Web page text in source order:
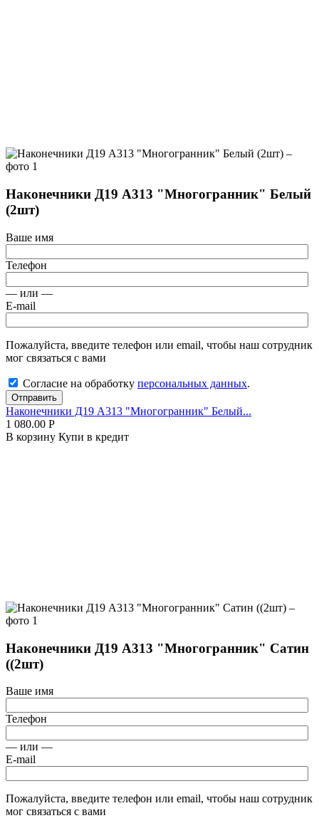
Наконечники Д19 А313 "Многогранник" Белый
(2шт)
Ваше имя
Телефон
— или —
E-mail
Пожалуйста, введите телефон или email, чтобы наш сотрудник
мог связаться с вами
Согласие на обработку персональных данных.
Отправить
Наконечники Д19 А313 "Многогранник" Белый...
1 080.00 Р
В корзину Купи в кредит
Наконечники Д19 А313 "Многогранник" Сатин
((2шт)
Ваше имя
Телефон
— или —
E-mail
Пожалуйста, введите телефон или email, чтобы наш сотрудник
мог связаться с вами